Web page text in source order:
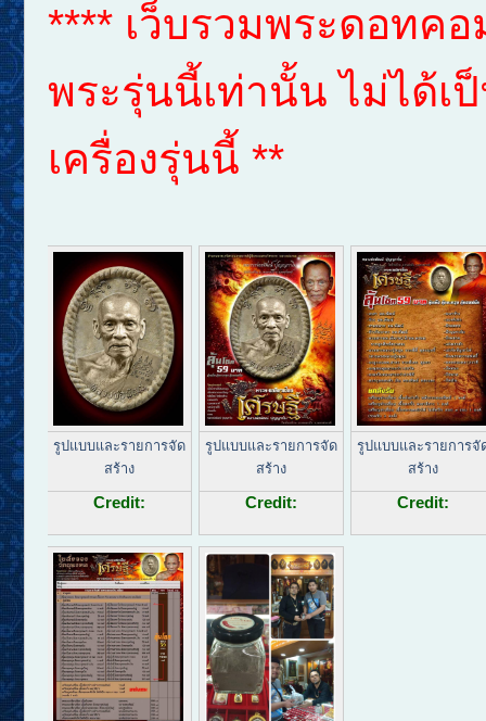
**** เว็บรวมพระดอทค
พระรุ่นนี้เท่านั้น ไม่ได้เ
เครื่องรุ่นนี้ **
รูปแบบและรายการจัด
สร้าง
Credit:
รูปแบบและรายการจัด
สร้าง
Credit:
รูปแบบและรายการจั
สร้าง
Credit: